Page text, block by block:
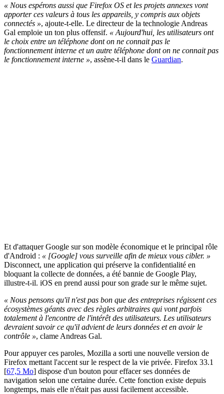
« Nous espérons aussi que Firefox OS et les projets annexes vont
apporter ces valeurs à tous les appareils, y compris aux objets
connectés », ajoute-t-elle. Le directeur de la technologie Andreas
Gal emploie un ton plus offensif. « Aujourd'hui, les utilisateurs ont
le choix entre un téléphone dont on ne connait pas le
fonctionnement interne et un autre téléphone dont on ne connait pas
le fonctionnement interne », assène-t-il dans le Guardian.
Et d'attaquer Google sur son modèle économique et le principal rôle
d'Android : « [Google] vous surveille afin de mieux vous cibler. »
Disconnect, une application qui préserve la confidentialité en
bloquant la collecte de données, a été bannie de Google Play,
illustre-t-il. iOS en prend aussi pour son grade sur le même sujet.
« Nous pensons qu'il n'est pas bon que des entreprises régissent ces
écosystèmes géants avec des règles arbitraires qui vont parfois
totalement à l'encontre de l'intérêt des utilisateurs. Les utilisateurs
devraient savoir ce qu'il advient de leurs données et en avoir le
contrôle », clame Andreas Gal.
Pour appuyer ces paroles, Mozilla a sorti une nouvelle version de
Firefox mettant l'accent sur le respect de la vie privée. Firefox 33.1
[67,5 Mo] dispose d'un bouton pour effacer ses données de
navigation selon une certaine durée. Cette fonction existe depuis
longtemps, mais elle n'était pas aussi facilement accessible.